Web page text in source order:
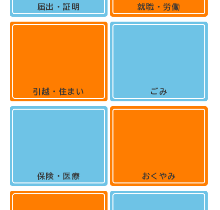
届出・証明
引越・住まい
保険・医療
就職・労働
ごみ
おくやみ